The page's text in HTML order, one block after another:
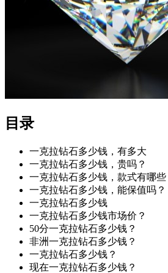
目录
一克拉钻石多少钱，有多大
一克拉钻石多少钱，贵吗？
一克拉钻石多少钱，款式有哪些
一克拉钻石多少钱，能保值吗？
一克拉钻石多少钱
一克拉钻石多少钱市场价？
50分一克拉钻石多少钱？
非洲一克拉钻石多少钱？
一克拉钻石多少钱？
现在一克拉钻石多少钱？